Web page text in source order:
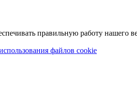
правильную работу нашего
файлов cookie